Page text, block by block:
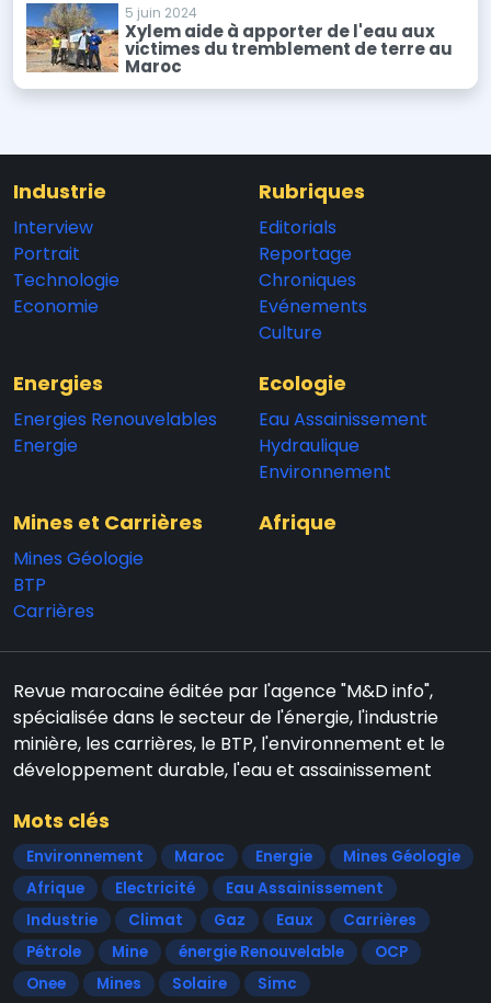
5 juin 2024
Xylem aide à apporter de l'eau aux
victimes du tremblement de terre au
Maroc
Industrie
Interview
Portrait
Technologie
Economie
Rubriques
Editorials
Reportage
Chroniques
Evénements
Culture
Energies
Energies Renouvelables
Energie
Ecologie
Eau Assainissement
Hydraulique
Environnement
Mines et Carrières
Mines Géologie
BTP
Carrières
Afrique
Revue marocaine éditée par l'agence "M&D info",
spécialisée dans le secteur de l'énergie, l'industrie
minière, les carrières, le BTP, l'environnement et le
développement durable, l'eau et assainissement
Mots clés
Environnement Maroc Energie
Mines Géologie
Afrique
Electricité
Eau Assainissement
Industrie
Climat Gaz Eaux
Carrières
Pétrole
Mine énergie Renouvelable
OCP
Onee
Mines Solaire Simc